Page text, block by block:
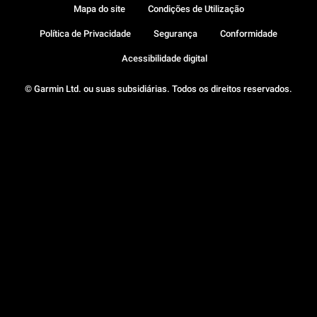
© Garmin Ltd. ou suas subsidiárias. Todos os direitos reservados.
Mapa do site Condições de Utilização
Política de Privacidade Segurança Conformidade
Acessibilidade digital